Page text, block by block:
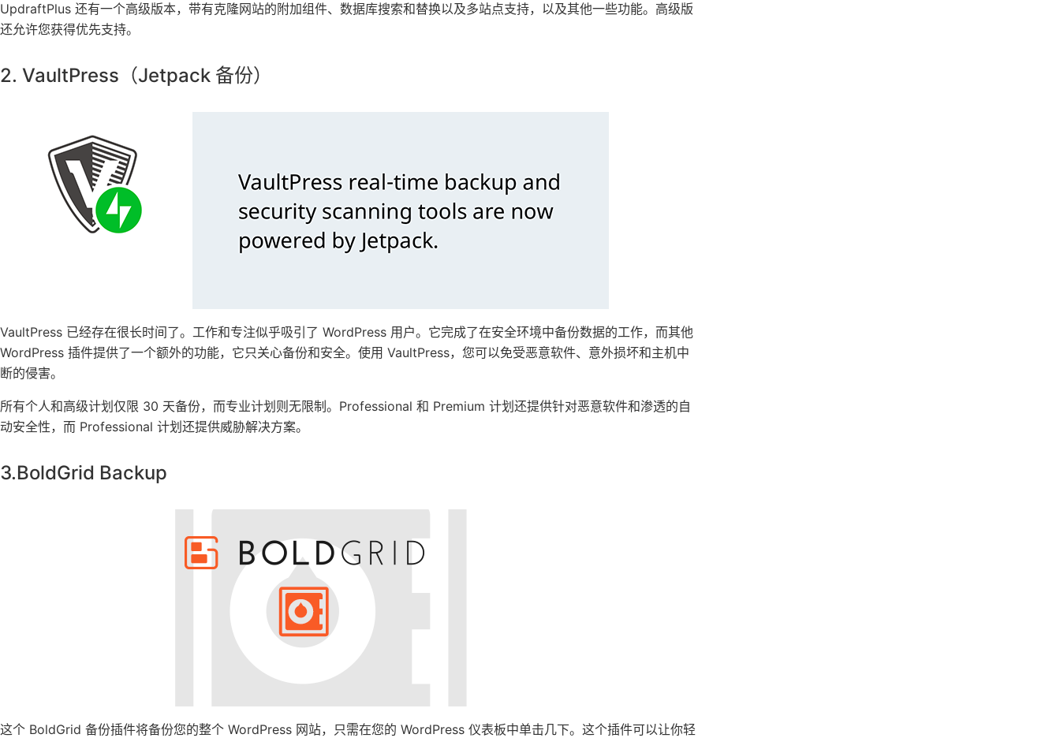
UpdraftPlus 还有一个高级版本，带有克隆网站的附加组件、数据库搜索和替换以及多站点支持，以及其他一些功能。高级版
还允许您获得优先支持。
2. VaultPress（Jetpack 备份）
VaultPress 已经存在很长时间了。工作和专注似乎吸引了 WordPress 用户。它完成了在安全环境中备份数据的工作，而其他
WordPress 插件提供了一个额外的功能，它只关心备份和安全。使用 VaultPress，您可以免受恶意软件、意外损坏和主机中
断的侵害。
所有个人和高级计划仅限 30 天备份，而专业计划则无限制。Professional 和 Premium 计划还提供针对恶意软件和渗透的自
动安全性，而 Professional 计划还提供威胁解决方案。
3.BoldGrid Backup
这个 BoldGrid 备份插件将备份您的整个 WordPress 网站，只需在您的 WordPress 仪表板中单击几下。这个插件可以让你轻